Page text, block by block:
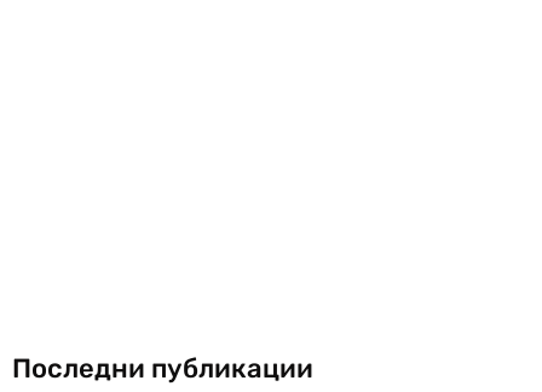
Последни публикации